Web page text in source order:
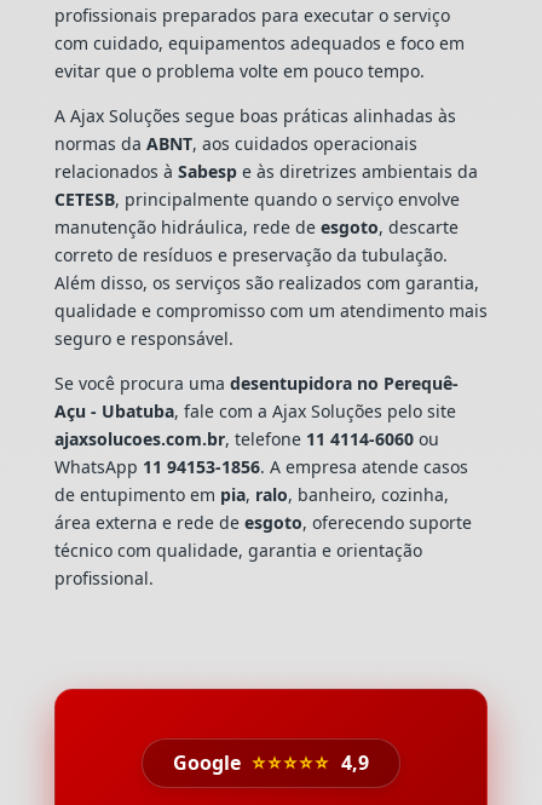
profissionais preparados para executar o serviço
com cuidado, equipamentos adequados e foco em
evitar que o problema volte em pouco tempo.
A Ajax Soluções segue boas práticas alinhadas às
normas da ABNT, aos cuidados operacionais
relacionados à Sabespe às diretrizes ambientais da
CETESB, principalmente quando o serviço envolve
manutenção hidráulica, rede de esgoto, descarte
correto de resíduos e preservação da tubulação.
Além disso, os serviços são realizados com garantia,
qualidade e compromisso com um atendimento mais
seguro e responsável.
Se você procura uma desentupidora no Perequê-
Açu - Ubatuba, fale com a Ajax Soluções pelo site
ajaxsolucoes.com.br, telefone 11 4114-6060ou
WhatsApp 11 94153-1856. A empresa atende casos
de entupimento em pia, ralo, banheiro, cozinha,
área externa e rede de esgoto, oferecendo suporte
técnico com qualidade, garantia e orientação
profissional.
Google ⭐⭐⭐⭐⭐ 4,9